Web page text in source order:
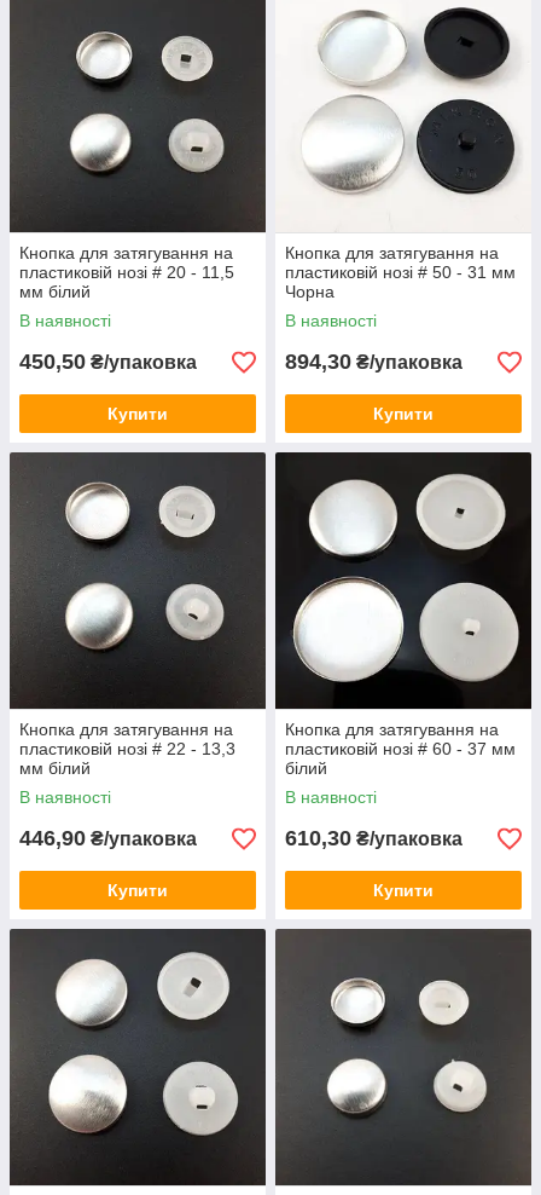
Кнопка для затягування на
пластиковій нозі # 20 - 11,5
мм білий
В наявності
450,50 ₴/упаковка
Купити
Кнопка для затягування на
пластиковій нозі # 50 - 31 мм
Чорна
В наявності
894,30 ₴/упаковка
Купити
Кнопка для затягування на
пластиковій нозі # 22 - 13,3
мм білий
В наявності
446,90 ₴/упаковка
Купити
Кнопка для затягування на
пластиковій нозі # 60 - 37 мм
білий
В наявності
610,30 ₴/упаковка
Купити